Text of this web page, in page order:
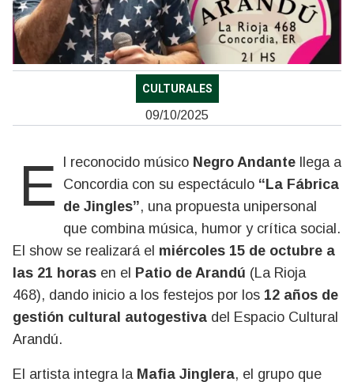
CULTURALES
09/10/2025
El reconocido músico Negro Andante llega a
Concordia con su espectáculo “La Fábrica
de Jingles”, una propuesta unipersonal
que combina música, humor y crítica social.
El show se realizará el miércoles 15 de octubre a
las 21 horas en el Patio de Arandú (La Rioja
468), dando inicio a los festejos por los 12 años de
gestión cultural autogestiva del Espacio Cultural
Arandú.
El artista integra la Mafia Jinglera, el grupo que